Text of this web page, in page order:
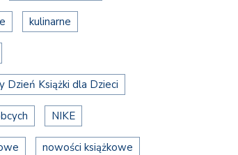
kulinarne
Dzień Książki dla Dzieci
NIKE
nowości książkowe